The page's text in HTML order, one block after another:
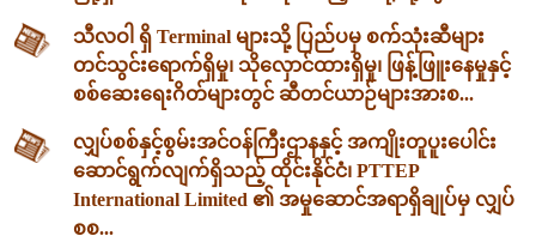
သီလဝါ ရှိ Terminal များသို့ ပြည်ပမှ စက်သုံးဆီများ
တင်သွင်းရောက်ရှိမှု၊ သိုလှောင်ထားရှိမှု၊ ဖြန့်ဖြူးနေမှုနှင့်
စစ်ဆေးရေးဂိတ်များတွင် ဆီတင်ယာဉ်များအားစ...
လျှပ်စစ်နှင့်စွမ်းအင်ဝန်ကြီးဌာနနှင့် အကျိုးတူပူးပေါင်း
ဆောင်ရွက်လျက်ရှိသည့် ထိုင်းနိုင်ငံ၊ PTTEP
International Limited ၏ အမှုဆောင်အရာရှိချုပ်မှ လျှပ်
စစ...